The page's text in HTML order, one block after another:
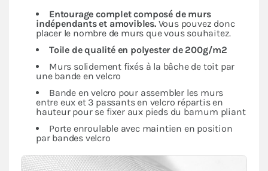
Entourage complet composé de murs
indépendantset amovibles.Vous pouvez donc
placer le nombre de murs que vous souhaitez.
Toile de qualité en polyester de 200g/m2
Murs solidement fixés à la bâche de toit par
une bande en velcro
Bande en velcro pour assembler les murs
entre eux et 3 passants en velcro répartis en
hauteur pour se fixer aux pieds du barnum pliant
Porte enroulable avec maintien en position
par bandes velcro